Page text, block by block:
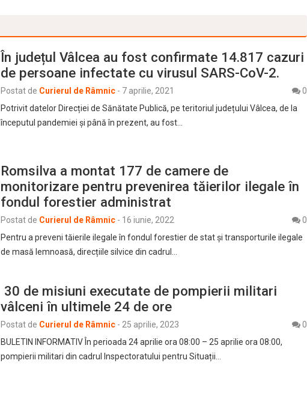
În județul Vâlcea au fost confirmate 14.817 cazuri
de persoane infectate cu virusul SARS-CoV-2.
Postat de Curierul de Râmnic - 7 aprilie, 2021
0
Potrivit datelor Direcției de Sănătate Publică, pe teritoriul județului Vâlcea, de la
începutul pandemiei și până în prezent, au fost…
Romsilva a montat 177 de camere de
monitorizare pentru prevenirea tăierilor ilegale în
fondul forestier administrat
Postat de Curierul de Râmnic - 16 iunie, 2022
0
Pentru a preveni tăierile ilegale în fondul forestier de stat și transporturile ilegale
de masă lemnoasă, direcțiile silvice din cadrul…
30 de misiuni executate de pompierii militari
vâlceni în ultimele 24 de ore
Postat de Curierul de Râmnic - 25 aprilie, 2023
0
BULETIN INFORMATIV În perioada 24 aprilie ora 08:00 – 25 aprilie ora 08:00,
pompierii militari din cadrul Inspectoratului pentru Situații…